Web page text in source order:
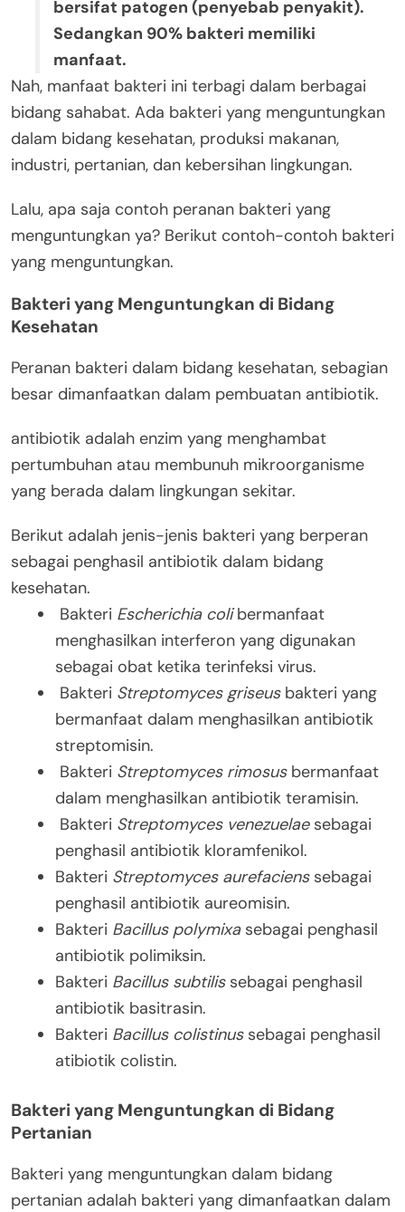
bersifat patogen (penyebab penyakit).
Sedangkan 90% bakteri memiliki
manfaat.
Nah, manfaat bakteri ini terbagi dalam berbagai
bidang sahabat. Ada bakteri yang menguntungkan
dalam bidang kesehatan, produksi makanan,
industri, pertanian, dan kebersihan lingkungan.
Lalu, apa saja contoh peranan bakteri yang
menguntungkan ya? Berikut contoh-contoh bakteri
yang menguntungkan.
Bakteri yang Menguntungkan di Bidang
Kesehatan
Peranan bakteri dalam bidang kesehatan, sebagian
besar dimanfaatkan dalam pembuatan antibiotik.
antibiotik adalah enzim yang menghambat
pertumbuhan atau membunuh mikroorganisme
yang berada dalam lingkungan sekitar.
Berikut adalah jenis-jenis bakteri yang berperan
sebagai penghasil antibiotik dalam bidang
kesehatan.
Bakteri Escherichia colibermanfaat
menghasilkan interferon yang digunakan
sebagai obat ketika terinfeksi virus.
Bakteri Streptomyces griseusbakteri yang
bermanfaat dalam menghasilkan antibiotik
streptomisin.
Bakteri Streptomyces rimosus bermanfaat
dalam menghasilkan antibiotik teramisin.
Bakteri Streptomyces venezuelae sebagai
penghasil antibiotik kloramfenikol.
Bakteri Streptomyces aurefacienssebagai
penghasil antibiotik aureomisin.
Bakteri Bacillus polymixasebagai penghasil
antibiotik polimiksin.
Bakteri Bacillus subtilissebagai penghasil
antibiotik basitrasin.
Bakteri Bacillus colistinussebagai penghasil
atibiotik colistin.
Bakteri yang Menguntungkan di Bidang
Pertanian
Bakteri yang menguntungkan dalam bidang
pertanian adalah bakteri yang dimanfaatkan dalam